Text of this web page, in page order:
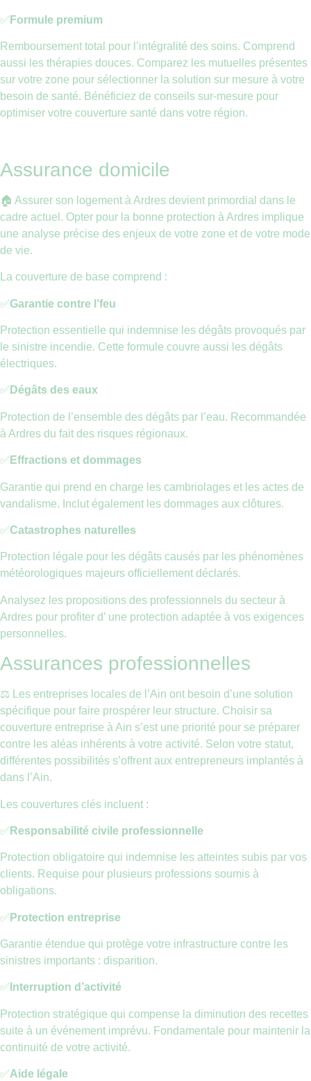
✅ Formule premium
Remboursement total pour l’intégralité des soins. Comprend
aussi les thérapies douces. Comparez les mutuelles présentes
sur votre zone pour sélectionner la solution sur mesure à votre
besoin de santé. Bénéficiez de conseils sur-mesure pour
optimiser votre couverture santé dans votre région.
Assurance domicile
🏠 Assurer son logement à Ardres devient primordial dans le
cadre actuel. Opter pour la bonne protection à Ardres implique
une analyse précise des enjeux de votre zone et de votre mode
de vie.
La couverture de base comprend :
✅Garantie contre l’feu
Protection essentielle qui indemnise les dégâts provoqués par
le sinistre incendie. Cette formule couvre aussi les dégâts
électriques.
✅ Dégâts des eaux
Protection de l’ensemble des dégâts par l’eau. Recommandée
à Ardres du fait des risques régionaux.
✅ Effractions et dommages
Garantie qui prend en charge les cambriolages et les actes de
vandalisme. Inclut également les dommages aux clôtures.
✅Catastrophes naturelles
Protection légale pour les dégâts causés par les phénomènes
météorologiques majeurs officiellement déclarés.
Analysez les propositions des professionnels du secteur à
Ardres pour profiter d’ une protection adaptée à vos exigences
personnelles.
Assurances professionnelles
⚖️ Les entreprises locales de l’Ain ont besoin d’une solution
spécifique pour faire prospérer leur structure. Choisir sa
couverture entreprise à Ain s’est une priorité pour se préparer
contre les aléas inhérents à votre activité. Selon votre statut,
différentes possibilités s’offrent aux entrepreneurs implantés à
dans l’Ain.
Les couvertures clés incluent :
✅ Responsabilité civile professionnelle
Protection obligatoire qui indemnise les atteintes subis par vos
clients. Requise pour plusieurs professions soumis à
obligations.
✅ Protection entreprise
Garantie étendue qui protège votre infrastructure contre les
sinistres importants : disparition.
✅ Interruption d’activité
Protection stratégique qui compense la diminution des recettes
suite à un événement imprévu. Fondamentale pour maintenir la
continuité de votre activité.
✅Aide légale